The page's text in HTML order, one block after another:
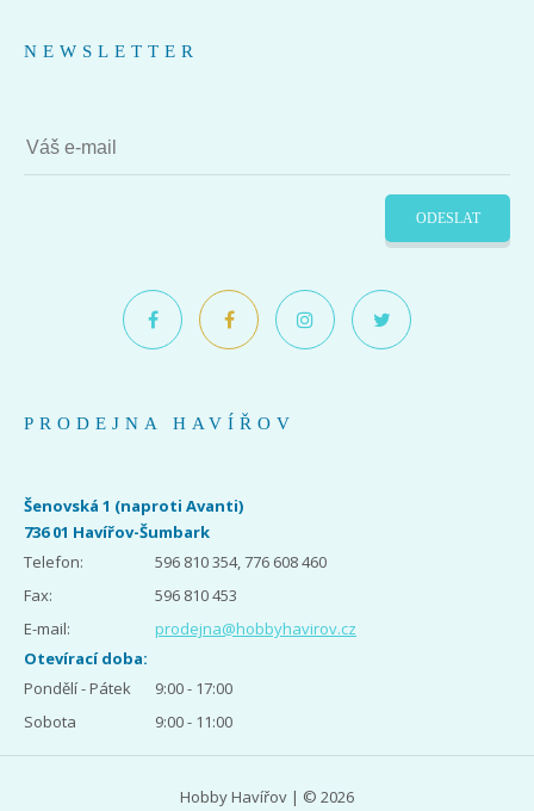
NEWSLETTER
ODESLAT
PRODEJNA HAVÍŘOV
Šenovská 1 (naproti Avanti)
736 01 Havířov-Šumbark
Telefon:
596 810 354, 776 608 460
Fax:
596 810 453
E-mail:
prodejna@hobbyhavirov.cz
Otevírací doba:
Pondělí - Pátek
9:00 - 17:00
Sobota
9:00 - 11:00
Hobby Havířov | © 2026